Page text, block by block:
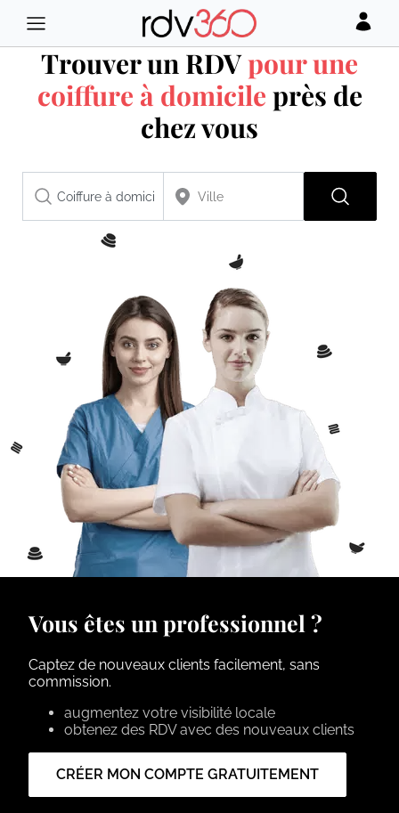
Trouver un RDVpour une
coiffure à domicile près de
chez vous
Vous êtes un professionnel ?
Captez de nouveaux clients facilement, sans
commission.
augmentez votre visibilité locale
obtenez des RDV avec des nouveaux clients
CRÉER MON COMPTE GRATUITEMENT